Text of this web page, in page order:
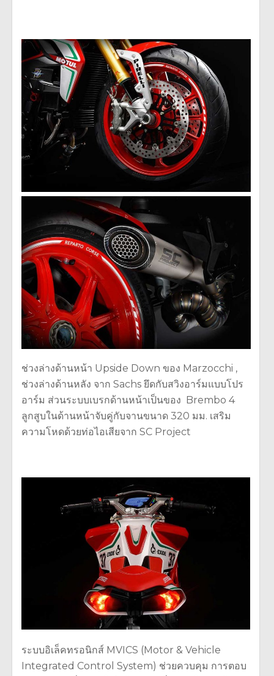
ช่วงล่างด้านหน้า Upside Down ของ Marzocchi ,
ช่วงล่างด้านหลัง จาก Sachs ยึดกับสวิงอาร์มแบบโปร
อาร์ม ส่วนระบบเบรกด้านหน้าเป็นของ Brembo 4
ลูกสูบในด้านหน้าจับคู่กับจานขนาด 320 มม. เสริม
ความโหดด้วยท่อไอเสียจาก SC Project
ระบบอิเล็คทรอนิกส์ MVICS (Motor & Vehicle
Integrated Control System) ช่วยควบคุม การตอบ